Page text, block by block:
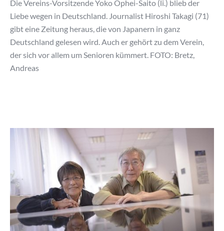
Die Vereins-Vorsitzende Yoko Ophei-Saito (li.) blieb der
Liebe wegen in Deutschland. Journalist Hiroshi Takagi (71)
gibt eine Zeitung heraus, die von Japanern in ganz
Deutschland gelesen wird. Auch er gehört zu dem Verein,
der sich vor allem um Senioren kümmert. FOTO: Bretz,
Andreas